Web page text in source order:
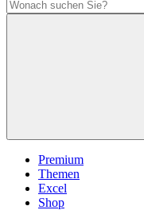
Premium
Themen
Excel
Shop